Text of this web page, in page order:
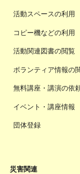
活動スペースの利用
コピー機などの利用
活動関連図書の閲覧
ボランティア情報の
無料講座・講演の依
イベント・講座情報
団体登録
災害関連